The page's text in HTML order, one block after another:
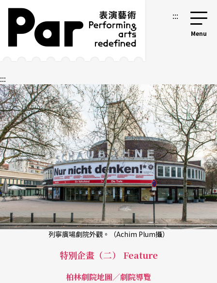
跳到主要內容區塊
網站導覽 :::
:::
列寧廣場劇院外觀。（Achim Plum攝）
特別企畫（二） Feature
柏林劇院地圖／劇院導覽